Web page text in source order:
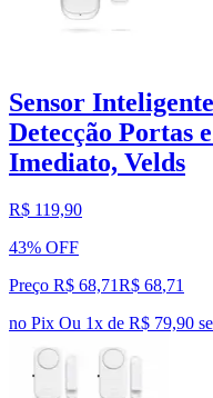
Sensor
Detecção Portas
Imediato, Velds
R$ 119,90
43% OFF
Preço R$ 68,71R$ 68,71
no Pix Ou 1x de R$ 79,90